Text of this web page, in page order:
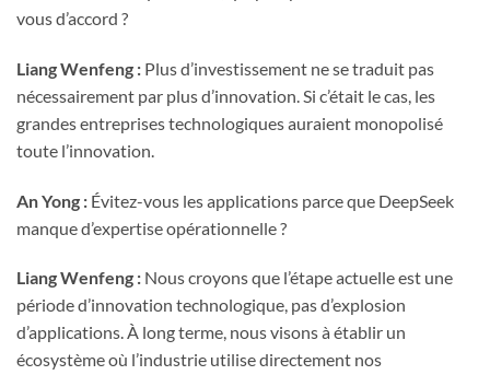
vous d’accord ?
Liang Wenfeng : Plus d’investissement ne se traduit pas
nécessairement par plus d’innovation. Si c’était le cas, les
grandes entreprises technologiques auraient monopolisé
toute l’innovation.
An Yong : Évitez-vous les applications parce que DeepSeek
manque d’expertise opérationnelle ?
Liang Wenfeng : Nous croyons que l’étape actuelle est une
période d’innovation technologique, pas d’explosion
d’applications. À long terme, nous visons à établir un
écosystème où l’industrie utilise directement nos